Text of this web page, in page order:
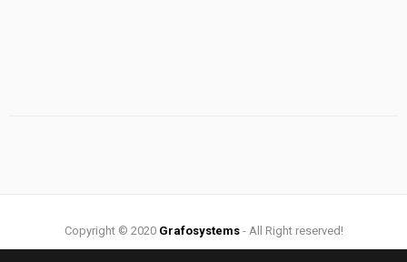
Copyright © 2020 Grafosystems- All Right reserved!